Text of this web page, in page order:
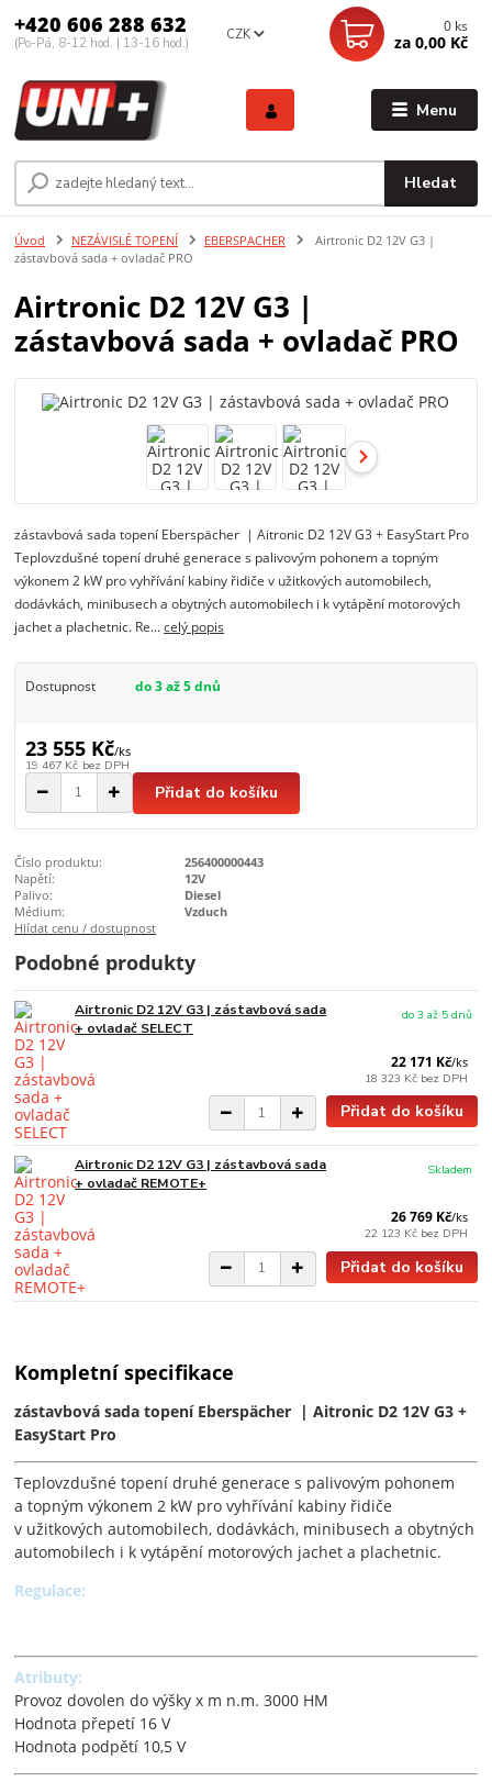
Menu
CZK
Hledat
+420 606 288 632
(Po-Pá, 8-12 hod. | 13-16 hod.)
0 ks
za 0,00 Kč
Úvod NEZÁVISLÉ TOPENÍ EBERSPACHER
Airtronic D2 12V G3 |
zástavbová sada + ovladač PRO
Airtronic D2 12V G3 |
zástavbová sada + ovladač PRO
zástavbová sada topení Eberspächer | Aitronic D2 12V G3 + EasyStart Pro
Teplovzdušné topení druhé generace s palivovým pohonem a topným
výkonem 2 kW pro vyhřívání kabiny řidiče v užitkových automobilech,
dodávkách, minibusech a obytných automobilech i k vytápění motorových
jachet a plachetnic. Re...celý popis
Dostupnost do 3 až 5 dnů
23 555 Kč/ks
19 467 Kč bez DPH
Přidat do košíku
Číslo produktu:
256400000443
Napětí:
12V
Palivo:
Diesel
Médium:
Vzduch
Hlídat cenu / dostupnost
Podobné produkty
Airtronic D2 12V G3 | zástavbová sada
+ ovladač SELECT
22 171 Kč/ks
18 323 Kč bez DPH
do 3 až 5 dnů
Přidat do košíku
Airtronic D2 12V G3 | zástavbová sada
+ ovladač REMOTE+
26 769 Kč/ks
22 123 Kč bez DPH
Skladem
Přidat do košíku
Kompletní specifikace
zástavbová sada topení Eberspächer | Aitronic D2 12V G3 +
EasyStart Pro
Teplovzdušné topení druhé generace s palivovým pohonem
a topným výkonem 2 kW pro vyhřívání kabiny řidiče
v užitkových automobilech, dodávkách, minibusech a obytných
automobilech i k vytápění motorových jachet a plachetnic.
Regulace:
Atributy:
Provoz dovolen do výšky x m n.m. 3000 HM
Hodnota přepetí 16 V
Hodnota podpětí 10,5 V